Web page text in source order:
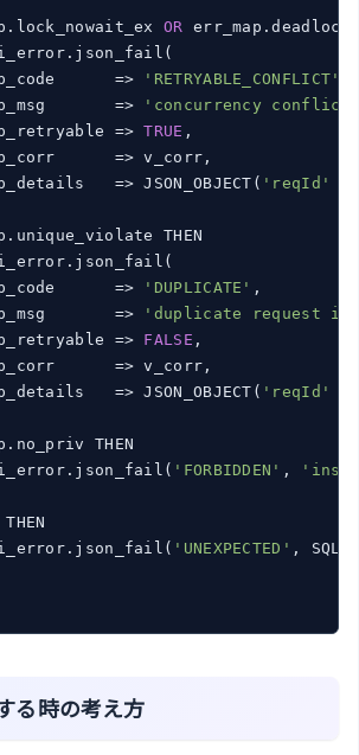
OR
=>
'RETRYABLE_CONFLICT'
=>
'concurrency
=>
TRUE ,
=> v_corr,
=> JSON_OBJECT(
'reqId'
THEN
=>
'DUPLICATE' ,
=>
'duplicate request
=>
FALSE ,
=> v_corr,
=> JSON_OBJECT(
'reqId'
THEN
'FORBIDDEN' ,
THEN
'UNEXPECTED' ,
る時の考え方